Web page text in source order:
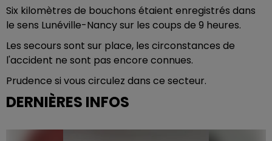
Six kilomètres de bouchons étaient enregistrés dans
le sens Lunéville-Nancy sur les coups de 9 heures.
Les secours sont sur place, les circonstances de
l'accident ne sont pas encore connues.
Prudence si vous circulez dans ce secteur.
DERNIÈRES INFOS